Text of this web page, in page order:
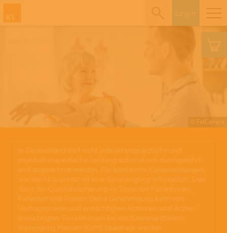
Login
© FatCamera
In Deutschland darf nicht jede vertragsärztliche und
psychotherapeutische Leistung automatisch durchgeführt
und abgerechnet werden. Für bestimmte Kassenleistungen
wie die Akupunktur ist eine Genehmigung erforderlich. Dies
dient der Qualitätssicherung im Sinne der Patientinnen,
Patienten und Praxen. Diese Genehmigung kann von
Vertragspraxen und ermächtigten Ärztinnen und Ärzten /
ermächtigten Einrichtungen bei der Kassenärztlichen
Vereinigung Hessen (KVH) beantragt werden.